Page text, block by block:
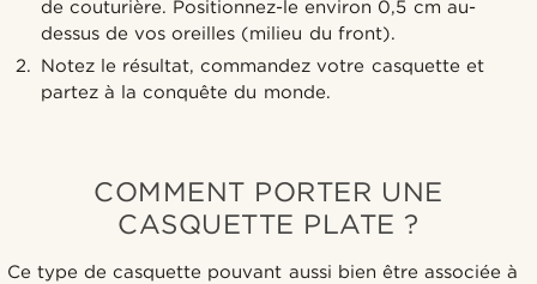
de couturière. Positionnez-le environ 0,5 cm au-
dessus de vos oreilles (milieu du front).
Notez le résultat, commandez votre casquette et
partez à la conquête du monde.
COMMENT PORTER UNE
CASQUETTE PLATE ?
Ce type de casquette pouvant aussi bien être associée à